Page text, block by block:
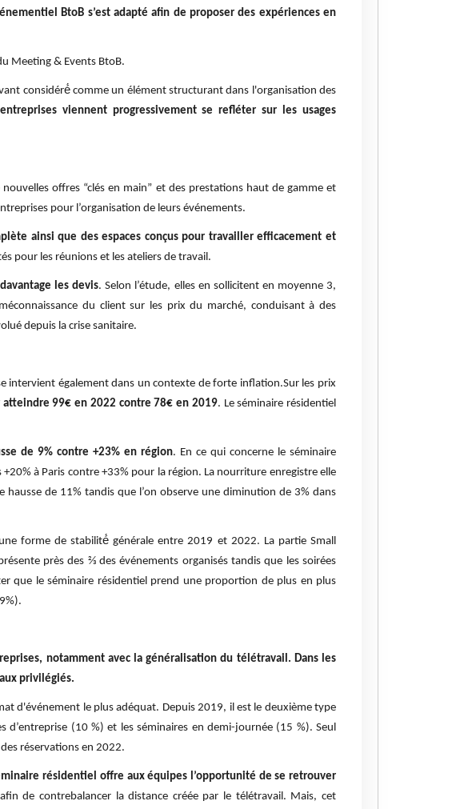
BtoB s’est adapté afin de proposer des expériences en
Meeting & Events BtoB.
considéré́ comme un élément structurant dans l'organisation des
viennent progressivement se refléter sur les usages
nouvelles offres “clés en main” et des prestations haut de gamme et
pour l’organisation de leurs événements.
ainsi que des espaces conçus pour travailler efficacement et
pour les réunions et les ateliers de travail.
les devis. Selon l’étude, elles en sollicitent en moyenne 3,
du client sur les prix du marché, conduisant à des
depuis la crise sanitaire.
intervient également dans un contexte de forte inflation.Sur les prix
atteindre 99€ en 2022 contre 78€ en 2019. Le séminaire résidentiel
de 9% contre +23% en région. En ce qui concerne le séminaire
à Paris contre +33% pour la région. La nourriture enregistre elle
hausse de 11% tandis que l’on observe une diminution de 3% dans
forme de stabilité́ générale entre 2019 et 2022. La partie Small
près des 2⁄3 des événements organisés tandis que les soirées
que le séminaire résidentiel prend une proportion de plus en plus
notamment avec la généralisation du télétravail. Dans les
privilégiés.
d'événement le plus adéquat. Depuis 2019, il est le deuxième type
(10 %) et les séminaires en demi-journée (15 %). Seul
réservations en 2022.
résidentiel offre aux équipes l’opportunité de se retrouver
de contrebalancer la distance créée par le télétravail. Mais, cet